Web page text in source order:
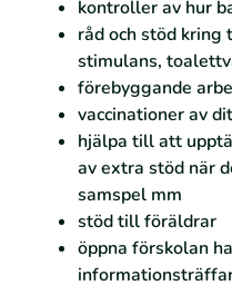
kontroller av hur
råd och stöd kring
stimulans,
förebyggande
vaccinationer av
hjälpa till att
av extra stöd när
samspel mm
stöd till föräldrar
öppna förskolan